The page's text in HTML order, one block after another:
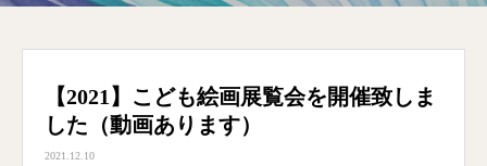
【2021】こども絵画展覧会を開催致しま
した（動画あります）
2021.12.10